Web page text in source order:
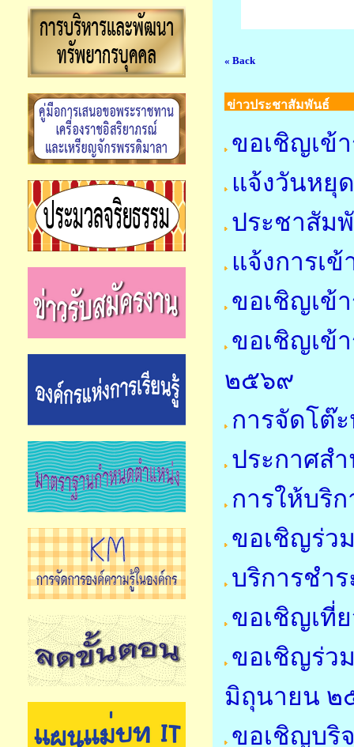
« Back
ข่าวประชาสัมพันธ์
ขอเชิญเข้
แจ้งวันหยุ
ประชาสัม
แจ้งการเ
ขอเชิญเข้
ขอเชิญเข้
๒๕๖๙
การจัดโต๊
ประกาศส
การให้บริ
ขอเชิญร่ว
บริการชำ
ขอเชิญเที่
ขอเชิญร่ว
มิถุนายน ๒
ขอเชิญบริ